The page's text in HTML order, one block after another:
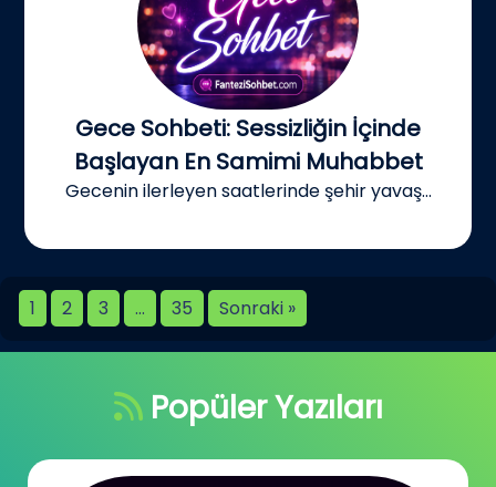
Gece Sohbeti: Sessizliğin İçinde
Başlayan En Samimi Muhabbet
Gecenin ilerleyen saatlerinde şehir yavaş...
1 2 3 … 35 Sonraki »
Popüler Yazıları